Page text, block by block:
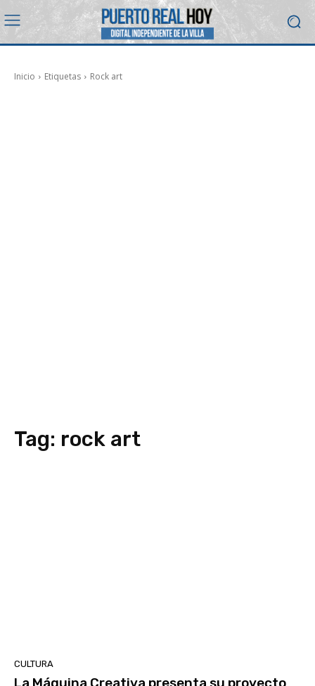
Inicio Etiquetas Rock art
Tag: rock art
CULTURA
La Máquina Creativa presenta su proyecto